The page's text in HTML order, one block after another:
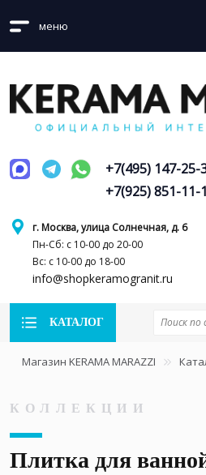
меню
г. Москва, улица Солнечная, д. 6
Пн-Сб: с 10-00 до 20-00
Вс: с 10-00 до 18-00
info@shopkeramogranit.ru
+7(495) 147-25-
+7(925) 851-11-
КАТАЛОГ
Магазин KERAMA MARAZZI
КОЛЛЕКЦИИ
Плитка для